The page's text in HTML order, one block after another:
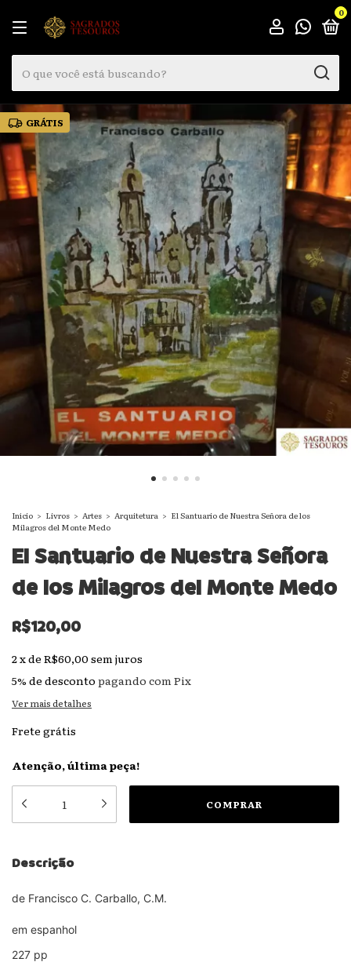
0
GRÁTIS
Início > Livros > Artes > Arquitetura > El Santuario de Nuestra Señora de los
Milagros del Monte Medo
El Santuario de Nuestra Señora
de los Milagros del Monte Medo
R$120,00
2xde R$60,00 sem juros
5% de desconto pagando com Pix
Ver mais detalhes
Frete grátis
Atenção, última peça!
Descrição
de Francisco C. Carballo, C.M.
em espanhol
227 pp